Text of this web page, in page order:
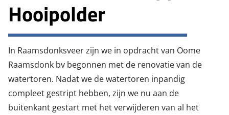
Hooipolder
In Raamsdonksveer zijn we in opdracht van Oome
Raamsdonk bv begonnen met de renovatie van de
watertoren. Nadat we de watertoren inpandig
compleet gestript hebben, zijn we nu aan de
buitenkant gestart met het verwijderen van al het